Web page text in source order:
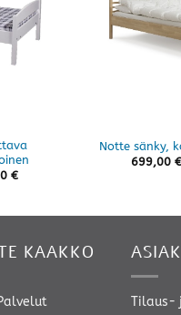
€
Notte sänky,
699,00 €
KAAKKO
Tilaus-